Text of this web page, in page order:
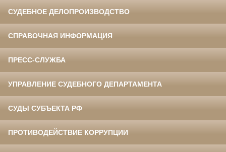
СУДЕБНОЕ ДЕЛОПРОИЗВОДСТВО
СПРАВОЧНАЯ ИНФОРМАЦИЯ
ПРЕСС-СЛУЖБА
УПРАВЛЕНИЕ СУДЕБНОГО ДЕПАРТАМЕНТА
СУДЫ СУБЪЕКТА РФ
ПРОТИВОДЕЙСТВИЕ КОРРУПЦИИ